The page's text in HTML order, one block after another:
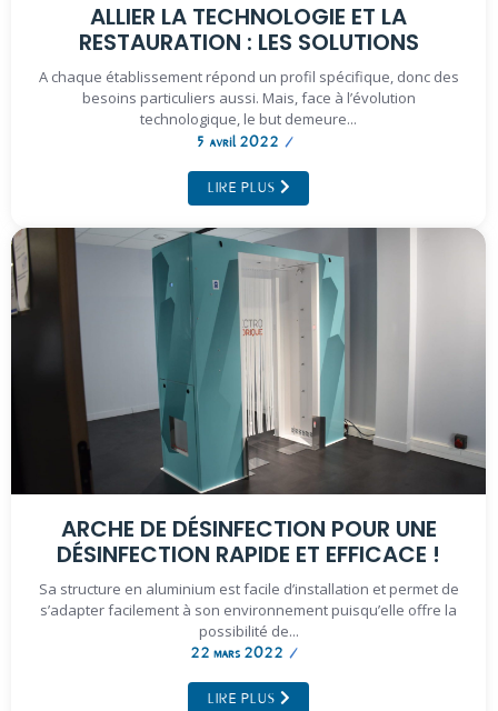
ALLIER LA TECHNOLOGIE ET LA
RESTAURATION : LES SOLUTIONS
A chaque établissement répond un profil spécifique, donc des
besoins particuliers aussi. Mais, face à l’évolution
technologique, le but demeure...
5 avril 2022 /
LIRE PLUS
ARCHE DE DÉSINFECTION POUR UNE
DÉSINFECTION RAPIDE ET EFFICACE !
Sa structure en aluminium est facile d’installation et permet de
s’adapter facilement à son environnement puisqu’elle offre la
possibilité de...
22 mars 2022 /
LIRE PLUS